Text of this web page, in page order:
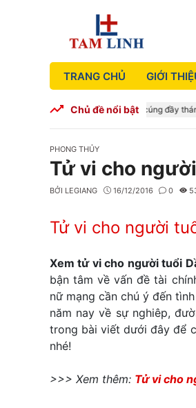
TRANG CHỦ GIỚI
Chủ đề nổi bật
Cúng Đầy Tháng – Mâm cúng đầy tháng
CATEGORIES
PHONG THỦY
Tử vi cho
BỞI LEGIANG 16/12/2016 0
Tử vi cho người
Xem tử vi cho người tuổi
bận tâm về vấn đề tài
nữ mạng cần chú ý đến
năm nay về sự nghiêp,
trong bài viết dưới đây để
nhé!
>>> Xem thêm: Tử vi cho